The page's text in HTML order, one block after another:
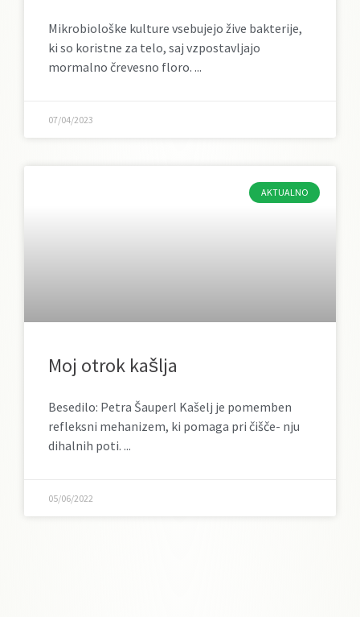
Mikrobiološke kulture vsebujejo žive bakterije,
ki so koristne za telo, saj vzpostavljajo
mormalno črevesno floro.
07/04/2023
AKTUALNO
Moj otrok kašlja
Besedilo: Petra Šauperl Kašelj je pomemben
refleksni mehanizem, ki pomaga pri čišče- nju
dihalnih poti.
05/06/2022